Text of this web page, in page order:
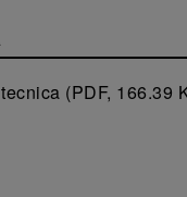
(PDF, 166.39